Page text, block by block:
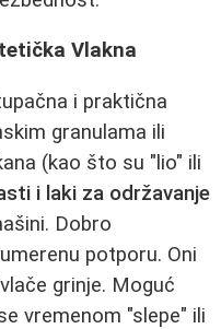
Vlakna
i praktična
granulama ili
(kao što su "lio" ili
i laki za održavanje
Dobro
potporu. Oni
grinje. Moguć
vremenom "slepe" ili